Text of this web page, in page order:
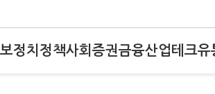
정치 정책사회 증권금융산업테크유